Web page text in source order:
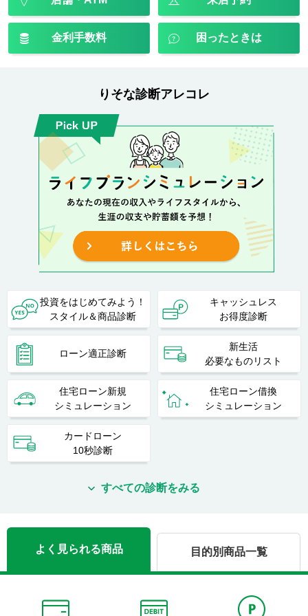
金利手数料 困ったときは
りそな診断アレコレ
投資をはじめてみよう！
スタイル＆商品診断
キャッシュレス
お得度診断
ローン適正診断
新生活
必要なものリスト
住宅ローン新規
シミュレーション
住宅ローン借換
シミュレーション
カードローン
10秒診断
すべての診断をみる
よく見られる商品 目的別商品一覧